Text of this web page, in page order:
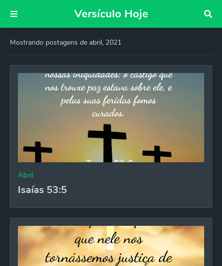
Versículo Hoje
Mostrando postagens de abril, 2021
Abril
Isaías 53:5